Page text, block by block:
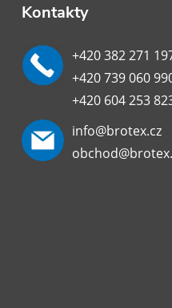
Kontakty
+420 382 271
+420 739 060
+420 604 253
info@brotex.cz